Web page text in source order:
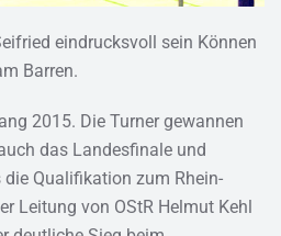
eindrucksvoll sein Können
Barren.
2015. Die Turner gewannen
das Landesfinale und
Qualifikation zum Rhein-
Leitung von OStR Helmut Kehl